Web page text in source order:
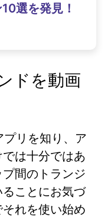
選を発見！
ドを動画
リを知り、ア
は十分ではあ
間のトランジ
ことにお気づ
れを使い始め